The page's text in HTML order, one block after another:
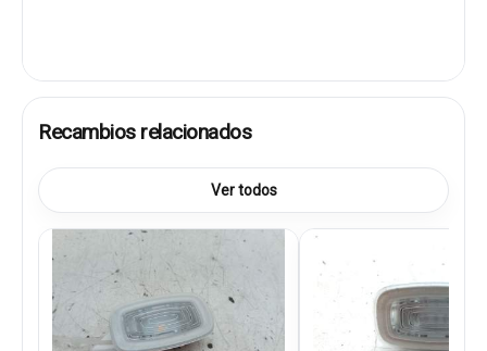
Recambios relacionados
Ver todos